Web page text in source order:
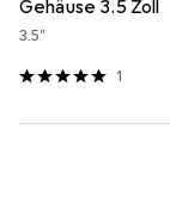
Gehäuse 3.5 Zoll
3.5"
1